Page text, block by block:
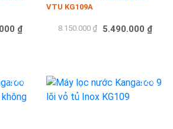
₫
VTU KG109A
8.150.000 ₫ 5.490.000 ₫
-31% -32%